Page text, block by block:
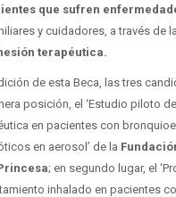
que sufren
y cuidadores, a través de
terapéutica.
de esta Beca, las tres
posición, el ‘Estudio piloto
en pacientes con
en aerosol’ de la
; en segundo lugar, el
inhalado en pacientes